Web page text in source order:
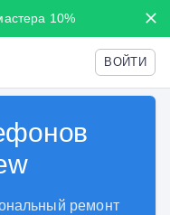
10%
ВОЙТИ
ремонт